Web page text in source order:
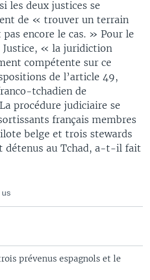
les deux justices se
de « trouver un terrain
pas encore le cas. » Pour le
Justice, « la juridiction
compétente sur ce
de l’article 49,
tchadien de
procédure judiciaire se
français membres
belge et trois stewards
détenus au Tchad, a-t-il fait
us
prévenus espagnols et le